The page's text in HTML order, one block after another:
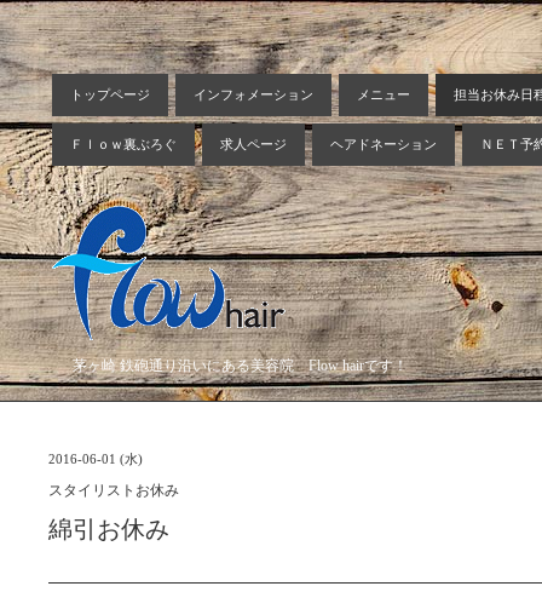
トップページ インフォメーション メニュー 担当お休み日
Ｆｌｏｗ裏ぶろぐ 求人ページ ヘアドネーション ＮＥＴ予
茅ヶ崎 鉄砲通り沿いにある美容院 Flow hairです！
2016-06-01 (水)
スタイリストお休み
綿引お休み